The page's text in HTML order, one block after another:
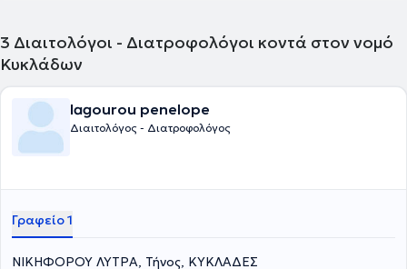
3 Διαιτολόγοι - Διατροφολόγοι κοντά στον νομό
Κυκλάδων
lagourou penelope
Διαιτολόγος - Διατροφολόγος
Γραφείο 1
ΝΙΚΗΦΟΡΟΥ ΛΥΤΡΑ, Τήνος, ΚΥΚΛΑΔΕΣ